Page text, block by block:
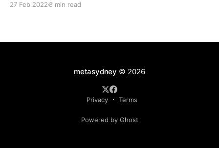
27 Feb 2022 8 min read
metasydney © 2026
Privacy Terms
Powered by Ghost